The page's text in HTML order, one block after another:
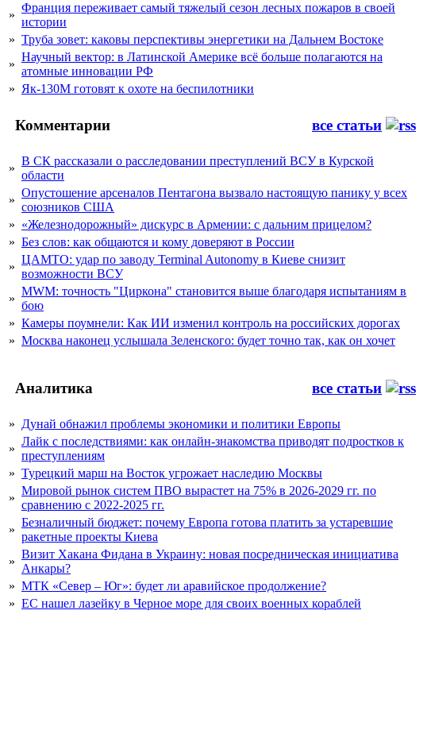
»
Франция переживает самый тяжелый сезон лесных пожаров в своей
истории
» Труба зовет: каковы перспективы энергетики на Дальнем Востоке
»
Научный вектор: в Латинской Америке всё больше полагаются на
атомные инновации РФ
» Як-130М готовят к охоте на беспилотники
Комментарии все статьи
»
В СК рассказали о расследовании преступлений ВСУ в Курской
области
»
Опустошение арсеналов Пентагона вызвало настоящую панику у всех
союзников США
» «Железнодорожный» дискурс в Армении: с дальним прицелом?
» Без слов: как общаются и кому доверяют в России
»
ЦАМТО: удар по заводу Terminal Autonomy в Киеве снизит
возможности ВСУ
»
MWM: точность "Циркона" становится выше благодаря испытаниям в
бою
» Камеры поумнели: Как ИИ изменил контроль на российских дорогах
» Москва наконец услышала Зеленского: будет точно так, как он хочет
Аналитика все статьи
» Дунай обнажил проблемы экономики и политики Европы
»
Лайк с последствиями: как онлайн-знакомства приводят подростков к
преступлениям
» Турецкий марш на Восток угрожает наследию Москвы
»
Мировой рынок систем ПВО вырастет на 75% в 2026-2029 гг. по
сравнению с 2022-2025 гг.
»
Безналичный бюджет: почему Европа готова платить за устаревшие
ракетные проекты Киева
»
Визит Хакана Фидана в Украину: новая посредническая инициатива
Анкары?
» МТК «Север – Юг»: будет ли аравийское продолжение?
» ЕС нашел лазейку в Черное море для своих военных кораблей